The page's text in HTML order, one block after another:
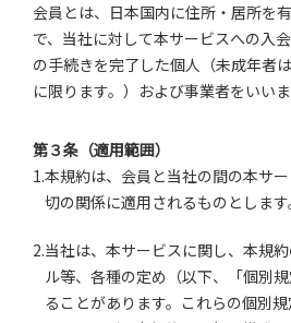
会員とは、日本国内に住所・居所を
で、当社に対して本サービスへの入
の手続きを完了した個人（未成年者
に限ります。）および事業者をいいま
第３条（適用範囲）
1.本規約は、会員と当社の間の本サ
切の関係に適用されるものとします
2.当社は、本サービスに関し、本規
ル等、各種の定め（以下、「個別
ることがあります。これらの個別